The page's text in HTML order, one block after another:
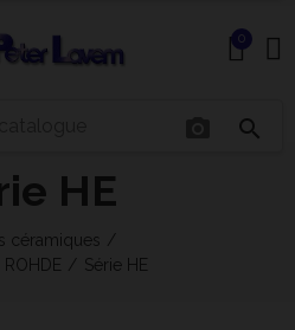
0
search
HE
céramiques
ROHDE Série HE
expert IA céramique.
aider aujourd'hui ?